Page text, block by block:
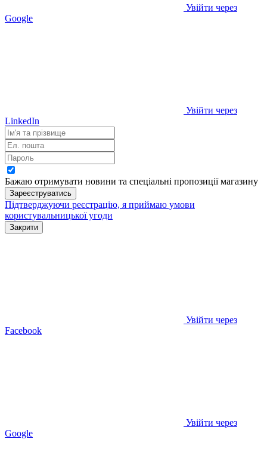
Увійти через
Google
Увійти через
LinkedIn
Бажаю отримувати новини та спеціальні пропозиціїмагазину
Зареєструватись
Підтверджуючи реєстрацію, я приймаю умови
користувальницької угоди
Закрити
Увійти через
Facebook
Увійти через
Google